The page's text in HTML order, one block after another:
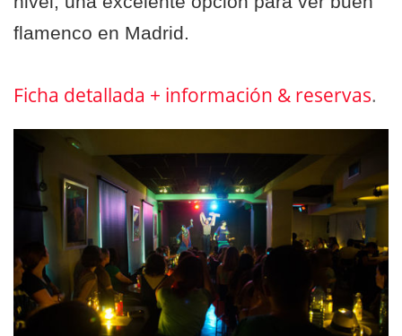
flamenco en Madrid.
Ficha detallada + información & reservas.